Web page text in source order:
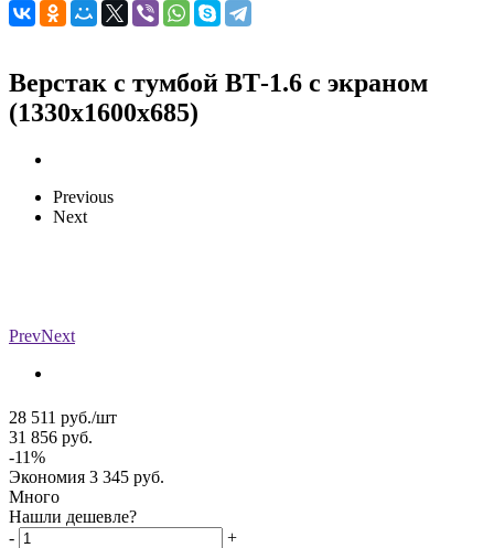
Верстак с тумбой ВТ-1.6 с экраном
(1330x1600x685)
Previous
Next
PrevNext
28 511 руб./шт
31 856 руб.
-11%
Экономия 3 345 руб.
Много
Нашли дешевле?
-
+